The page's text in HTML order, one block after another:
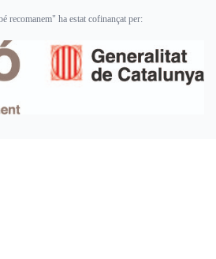
recomanem" ha estat cofinançat per: